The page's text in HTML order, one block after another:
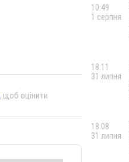
, щоб оцінити
10:49
1 серпня
18:11
31 липня
18:08
31 липня